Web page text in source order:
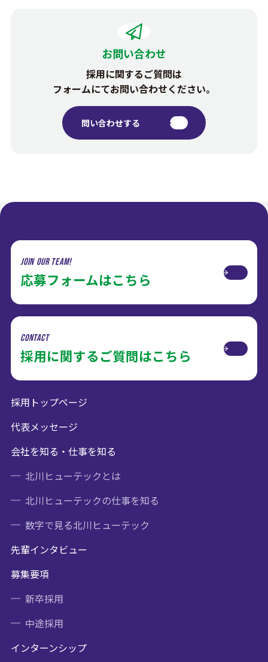
お問い合わせ
採用に関するご質問は
フォームにてお問い合わせください。
問い合わせする
Join Our Team!
応募フォームはこちら
CONTACT
採用に関するご質問はこちら
採用トップページ
代表メッセージ
会社を知る・仕事を知る
北川ヒューテックとは
北川ヒューテックの仕事を知る
数字で見る北川ヒューテック
先輩インタビュー
募集要項
新卒採用
中途採用
インターンシップ